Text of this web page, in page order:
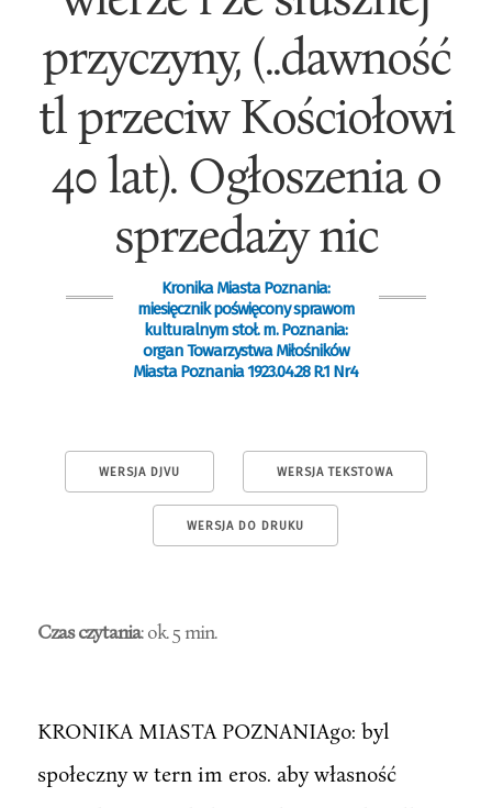
przyczyny, (..dawność
tl przeciw Kościołowi
40 lat). Ogłoszenia o
sprzedaży nic
Kronika Miasta Poznania:
miesięcznik poświęcony sprawom
kulturalnym stoł. m. Poznania:
organ Towarzystwa Miłośników
Miasta Poznania 1923.04.28 R.1 Nr4
WERSJA DJVU WERSJA TEKSTOWA
WERSJA DO DRUKU
Czas czytania: ok. 5 min.
KRONIKA MIASTA POZNANIAgo: byl
społeczny w tern im eros. aby własność